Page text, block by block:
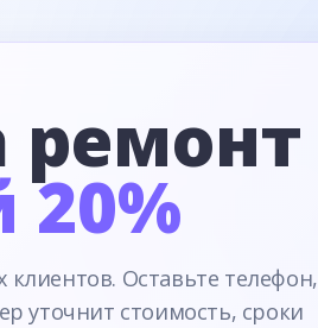
ремонт
20%
клиентов. Оставьте телефон,
уточнит стоимость, сроки